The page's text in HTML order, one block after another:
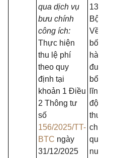
qua dịch vụ
bưu chính
công ích:
Thực hiện
thu lệ phí
theo quy
định tại
khoản 1 Điều
2 Thông tư
số
156/2025/TT-
BTC ngày
31/12/2025
13/5/
Bộ
Về
bố thủ
hành
được
bổ
lĩnh
động
thuộc
chức
quản
nước